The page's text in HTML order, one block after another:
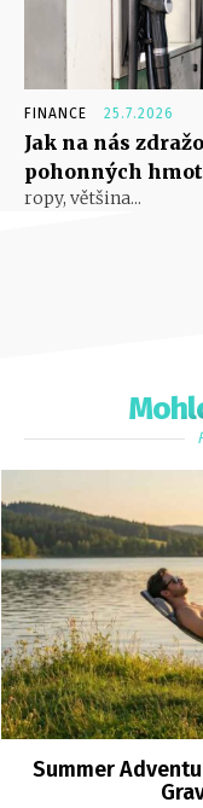
FINANCE 25.7.2026
Jak na nás
pohonných hmot
ropy, většina...
Summer